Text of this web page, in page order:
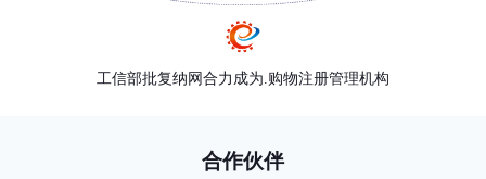
工信部批复纳网合力成为.购物注册管理机构
合作伙伴